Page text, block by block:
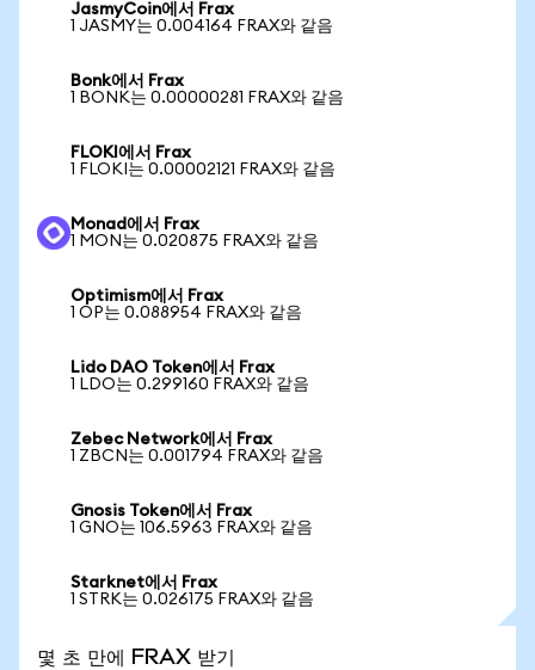
JasmyCoin에서 Frax
1 JASMY는 0.004164 FRAX와 같음
Bonk에서 Frax
1 BONK는 0.00000281 FRAX와 같음
FLOKI에서 Frax
1 FLOKI는 0.00002121 FRAX와 같음
Monad에서 Frax
1 MON는 0.020875 FRAX와 같음
Optimism에서 Frax
1 OP는 0.088954 FRAX와 같음
Lido DAO Token에서 Frax
1 LDO는 0.299160 FRAX와 같음
Zebec Network에서 Frax
1 ZBCN는 0.001794 FRAX와 같음
Gnosis Token에서 Frax
1 GNO는 106.5963 FRAX와 같음
Starknet에서 Frax
1 STRK는 0.026175 FRAX와 같음
몇 초 만에 FRAX 받기